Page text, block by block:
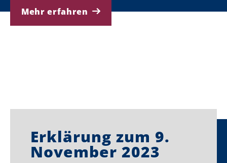
Mehr erfahren
Erklärung zum 9.
November 2023